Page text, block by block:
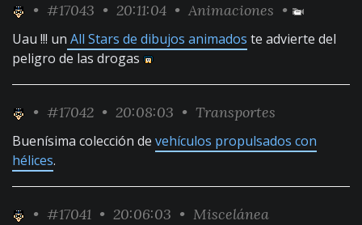
• #17043 • 20:11:04 • Animaciones •
Uau !!! un All Stars de dibujos animados te advierte del
peligro de las drogas
• #17042 • 20:08:03 • Transportes
Buenísima colección de vehículos propulsados con
hélices.
• #17041 • 20:06:03 • Miscelánea